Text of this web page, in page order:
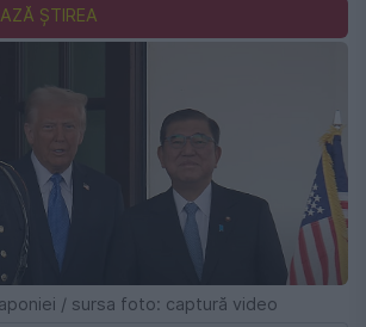
ȘTIREA
/ sursa foto: captură video